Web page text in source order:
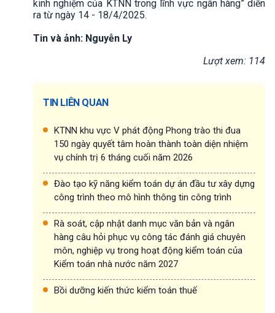
kinh nghiệm của KTNN trong lĩnh vực ngân hàng” diễn
ra từ ngày 14 - 18/4/2025.
Tin và ảnh: Nguyễn Ly
Lượt xem: 114
TIN LIÊN QUAN
KTNN khu vực V phát động Phong trào thi đua
150 ngày quyết tâm hoàn thành toàn diện nhiệm
vụ chính trị 6 tháng cuối năm 2026
Đào tạo kỹ năng kiểm toán dự án đầu tư xây dựng
công trình theo mô hình thông tin công trình
Rà soát, cập nhật danh mục văn bản và ngân
hàng câu hỏi phục vụ công tác đánh giá chuyên
môn, nghiệp vụ trong hoạt động kiểm toán của
Kiểm toán nhà nước năm 2027
Bồi dưỡng kiến thức kiểm toán thuế